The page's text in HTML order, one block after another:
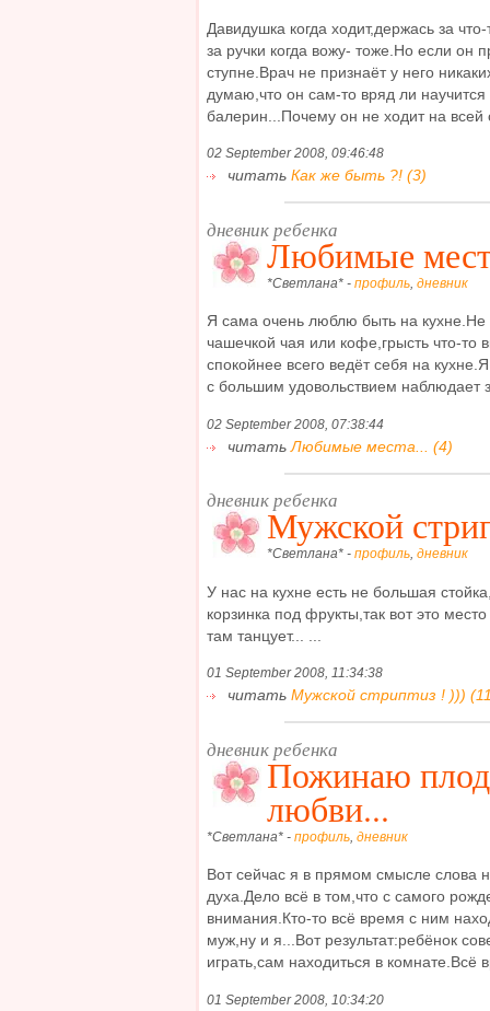
Давидушка когда ходит,держась за
за ручки когда вожу- тоже.Но если он
ступне.Врач не признаёт у него
думаю,что он сам-то вряд ли
балерин...Почему он не ходит на всей
02 September 2008, 09:46:48
читать Как же быть ?! (3)
дневник ребенка
Любимые
*Светлана* - профиль дневник
Я сама очень люблю быть на кухне.Не
чашечкой чая или кофе,грысть что-то
спокойнее всего ведёт себя на
с большим удовольствием наблюдает
02 September 2008, 07:38:44
читать Любимые места... (4)
дневник ребенка
Мужской
*Светлана* - профиль, дневник
У нас на кухне есть не большая
корзинка под фрукты,так вот это
там танцует... ...
01 September 2008, 11:34:38
читать Мужской стриптиз ! )))
дневник ребенка
Пожинаю
любви...
*Светлана* - профиль, дневник
Вот сейчас я в прямом смысле слова
духа.Дело всё в том,что с самого
внимания.Кто-то всё время с ним
муж,ну и я...Вот результат:ребёнок
играть,сам находиться в комнате.Всё
01 September 2008, 10:34:20